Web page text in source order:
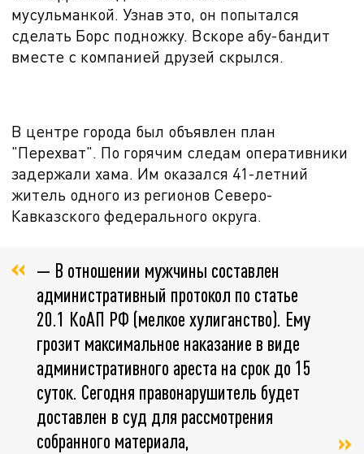
мусульманкой. Узнав это, он попытался
сделать Борс подножку. Вскоре абу-бандит
вместе с компанией друзей скрылся.
В центре города был объявлен план
"Перехват". По горячим следам оперативники
задержали хама. Им оказался 41-летний
житель одного из регионов Северо-
Кавказского федерального округа.
— В отношении мужчины составлен
административный протокол по статье
20.1 КоАП РФ (мелкое хулиганство). Ему
грозит максимальное наказание в виде
административного ареста на срок до 15
суток. Сегодня правонарушитель будет
доставлен в суд для рассмотрения
собранного материала,